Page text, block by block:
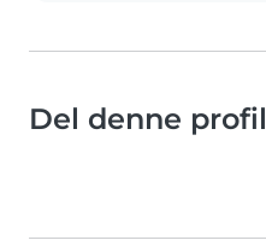
Del denne profil